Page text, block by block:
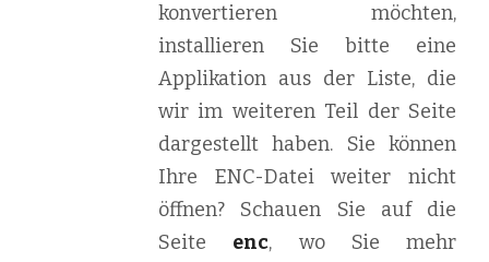
konvertieren möchten,
installieren Sie bitte eine
Applikation aus der Liste, die
wir im weiteren Teil der Seite
dargestellt haben. Sie können
Ihre ENC-Datei weiter nicht
öffnen? Schauen Sie auf die
Seite enc, wo Sie mehr